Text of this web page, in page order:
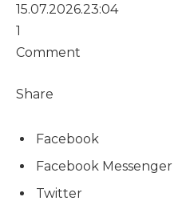
15.07.2026.23:04
1
Comment
Share
Facebook
Facebook Messenger
Twitter